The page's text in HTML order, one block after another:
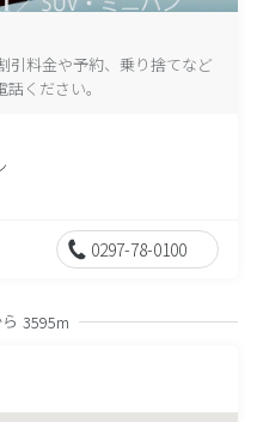
引料金や予約、乗り捨てなど
ください。
0297-78-0100
3595m